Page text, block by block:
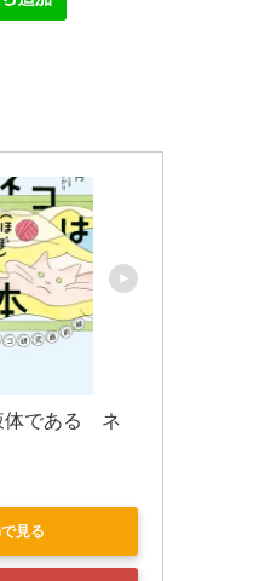
である　ネ
見る